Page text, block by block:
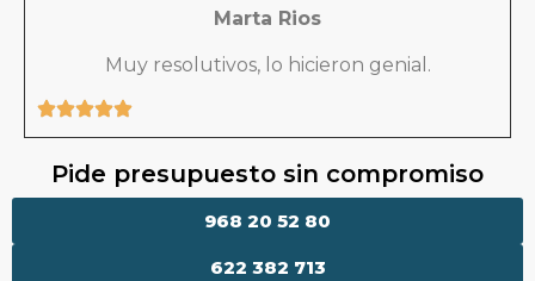
Marta Rios
Muy resolutivos, lo hicieron genial.
Pide presupuesto sin compromiso
622 382 713
968 20 52 80